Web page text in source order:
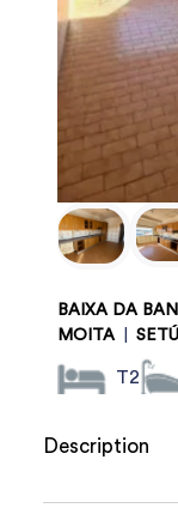
BAIXA DA
MOITA
T2
Description